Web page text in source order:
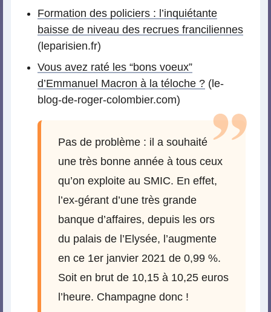
Formation des policiers : l’inquiétante
baisse de niveau des recrues franciliennes
(leparisien.fr)
Vous avez raté les “bons voeux”
d’Emmanuel Macron à la téloche ? (le-
blog-de-roger-colombier.com)
Pas de problème : il a souhaité
une très bonne année à tous ceux
qu’on exploite au SMIC. En effet,
l’ex-gérant d’une très grande
banque d’affaires, depuis les ors
du palais de l’Elysée, l’augmente
en ce 1er janvier 2021 de 0,99 %.
Soit en brut de 10,15 à 10,25 euros
l’heure. Champagne donc !